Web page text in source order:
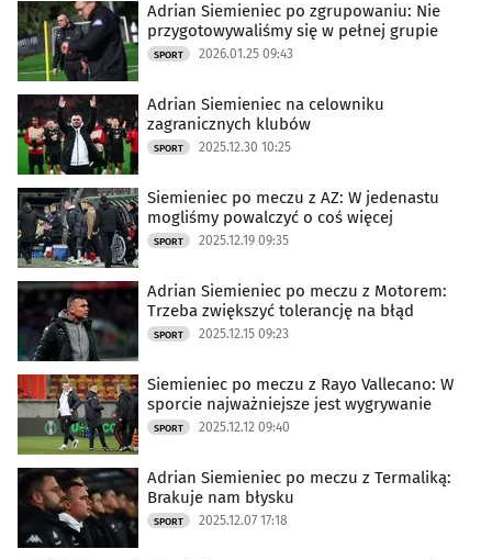
Adrian Siemieniec po zgrupowaniu: Nie
przygotowywaliśmy się w pełnej grupie
SPORT 2026.01.25 09:43
Adrian Siemieniec na celowniku
zagranicznych klubów
SPORT 2025.12.30 10:25
Siemieniec po meczu z AZ: W jedenastu
mogliśmy powalczyć o coś więcej
SPORT 2025.12.19 09:35
Adrian Siemieniec po meczu z Motorem:
Trzeba zwiększyć tolerancję na błąd
SPORT 2025.12.15 09:23
Siemieniec po meczu z Rayo Vallecano: W
sporcie najważniejsze jest wygrywanie
SPORT 2025.12.12 09:40
Adrian Siemieniec po meczu z Termaliką:
Brakuje nam błysku
SPORT 2025.12.07 17:18